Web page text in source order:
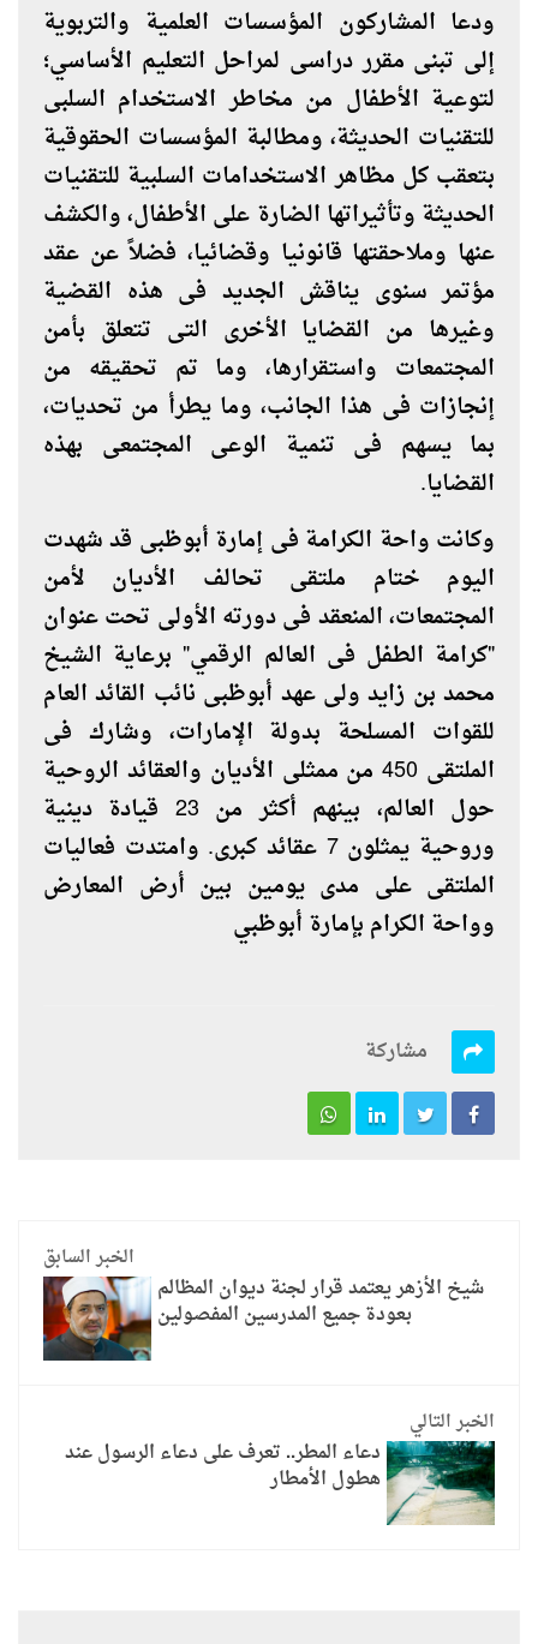
ودعا المشاركون المؤسسات العلمية والتربوية
إلى تبنى مقرر دراسى لمراحل التعليم الأساسي؛
لتوعية الأطفال من مخاطر الاستخدام السلبى
للتقنيات الحديثة، ومطالبة المؤسسات الحقوقية
بتعقب كل مظاهر الاستخدامات السلبية للتقنيات
الحديثة وتأثيراتها الضارة على الأطفال، والكشف
عنها وملاحقتها قانونيا وقضائيا، فضلاً عن عقد
مؤتمر سنوى يناقش الجديد فى هذه القضية
وغيرها من القضايا الأخرى التى تتعلق بأمن
المجتمعات واستقرارها، وما تم تحقيقه من
إنجازات فى هذا الجانب، وما يطرأ من تحديات،
بما يسهم فى تنمية الوعى المجتمعى بهذه
القضايا.
وكانت واحة الكرامة فى إمارة أبوظبى قد شهدت
اليوم ختام ملتقى تحالف الأديان لأمن
المجتمعات، المنعقد فى دورته الأولى تحت عنوان
"كرامة الطفل فى العالم الرقمي" برعاية الشيخ
محمد بن زايد ولى عهد أبوظبى نائب القائد العام
للقوات المسلحة بدولة الإمارات، وشارك فى
الملتقى 450 من ممثلى الأديان والعقائد الروحية
حول العالم، بينهم أكثر من 23 قيادة دينية
وروحية يمثلون 7 عقائد كبرى. وامتدت فعاليات
الملتقى على مدى يومين بين أرض المعارض
وواحة الكرام بإمارة أبوظبي
مشاركة
الخبر السابق
شيخ الأزهر يعتمد قرار لجنة ديوان المظالم
بعودة جميع المدرسين المفصولين
الخبر التالي
دعاء المطر.. تعرف على دعاء الرسول عند
هطول الأمطار